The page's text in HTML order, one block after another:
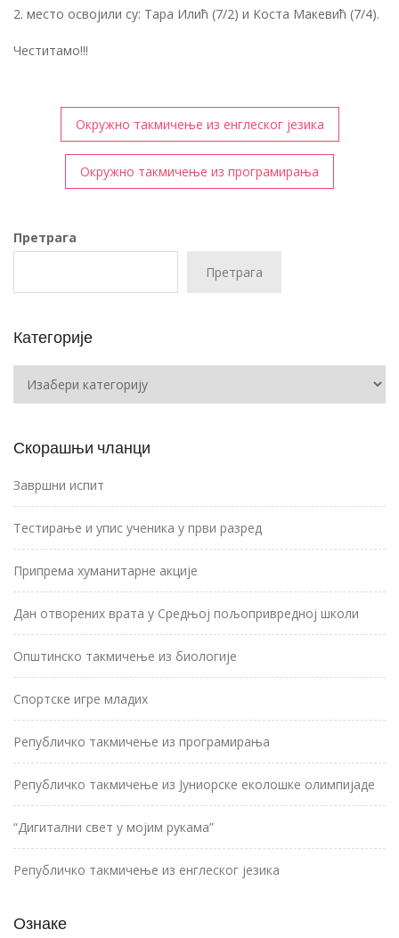
2. место освојили су: Тара Илић (7/2) и Коста Макевић (7/4).
Честитамо!!!
Кретање
чланка
Окружно такмичење из енглеског језика
Окружно такмичење из програмирања
Претрага
Претрага
Категорије
Скорашњи чланци
Завршни испит
Тестирање и упис ученика у први разред
Припрема хуманитарне акције
Дан отворених врата у Средњој пољопривредној школи
Општинско такмичење из биологије
Спортске игре младих
Републичко такмичење из програмирања
Републичко такмичење из Јуниорске еколошке олимпијаде
“Дигитални свет у мојим рукама”
Републичко такмичење из енглеског језика
Ознаке